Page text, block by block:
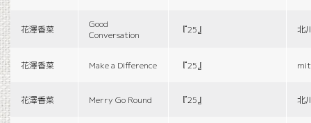
花澤香菜
Good
Conversation
『25』 北
花澤香菜 Make a Difference 『25』
花澤香菜 Merry Go Round 『25』 北